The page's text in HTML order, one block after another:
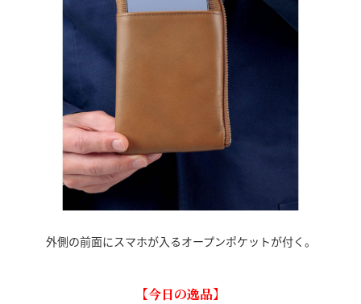
外側の前面にスマホが入るオープンポケットが付く。
【今日の逸品】